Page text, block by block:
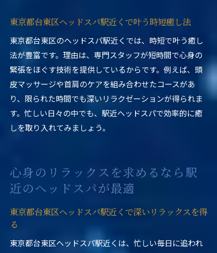
東京都台東区ヘッドスパ駅近くで叶う時短癒し法
東京都台東区のヘッドスパ駅近くでは、時短で叶う癒し
法が豊富です。理由は、専門スタッフが短時間で心身の
緊張をほぐす技術を提供しているからです。例えば、頭
皮マッサージや首肩のケアを組み合わせたコースがあ
り、限られた時間でも深いリラクゼーションが得られま
す。忙しい日々の中でも、駅近ヘッドスパで効率的に癒
しを取り入れてみましょう。
心身のリラックスを求めるなら駅
近のヘッドスパが最適
東京都台東区ヘッドスパ駅近くで深いリラックスを得
る
東京都台東区ヘッドスパ駅近くは、忙しい毎日に追われ